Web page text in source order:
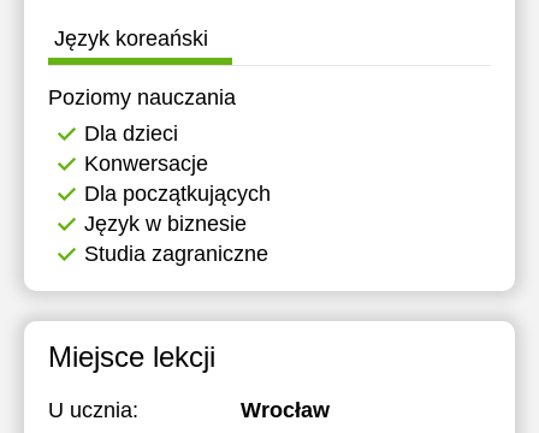
Język koreański
Poziomy nauczania
Dla dzieci
Konwersacje
Dla początkujących
Język w biznesie
Studia zagraniczne
Miejsce lekcji
U ucznia:
Wrocław